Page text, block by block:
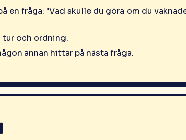
en fråga: "Vad skulle du göra om du
tur och ordning.
annan hittar på nästa fråga.